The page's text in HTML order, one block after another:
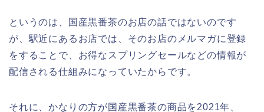
というのは、国産黒番茶のお店の話ではないのです
が、駅近にあるお店では、そのお店のメルマガに登録
をすることで、お得なスプリングセールなどの情報が
配信される仕組みになっていたからです。
それに、かなりの方が国産黒番茶の商品を2021年、